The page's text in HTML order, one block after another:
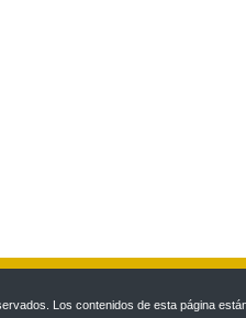
Los contenidos de esta página